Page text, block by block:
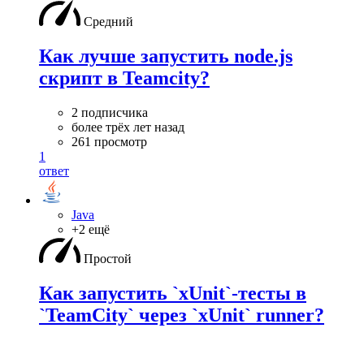
Средний
Как лучше запустить node.js
скрипт в Teamcity?
2 подписчика
более трёх лет назад
261 просмотр
1
ответ
Java
+2 ещё
Простой
Как запустить `xUnit`-тесты в
`TeamCity` через `xUnit` runner?